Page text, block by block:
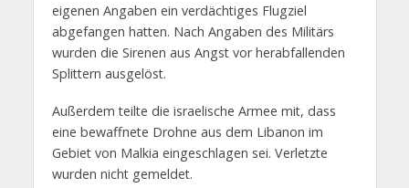
eigenen Angaben ein verdächtiges Flugziel
abgefangen hatten. Nach Angaben des Militärs
wurden die Sirenen aus Angst vor herabfallenden
Splittern ausgelöst.
Außerdem teilte die israelische Armee mit, dass
eine bewaffnete Drohne aus dem Libanon im
Gebiet von Malkia eingeschlagen sei. Verletzte
wurden nicht gemeldet.